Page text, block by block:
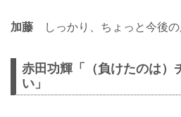
加藤 しっかり、ちょっと今後の
赤田功輝「（負けたのは）
い」